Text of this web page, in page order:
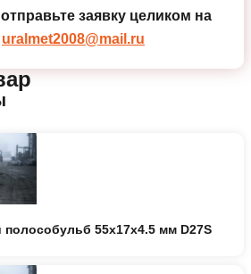
заявку целиком на
uralmet2008@mail.ru
55x17x4.5 мм D27S